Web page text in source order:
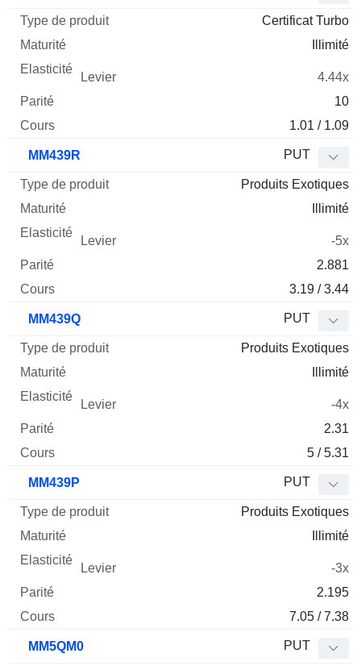
Certificat Turbo
Illimité
4.44x
10
1.01 / 1.09
MM439R PUT
Produits Exotiques
Illimité
-5x
2.881
3.19 / 3.44
MM439Q PUT
Produits Exotiques
Illimité
-4x
2.31
5 / 5.31
MM439P PUT
Produits Exotiques
Illimité
-3x
2.195
7.05 / 7.38
MM5QM0 PUT